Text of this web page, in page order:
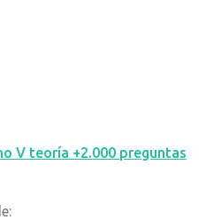
V teoría +2.000 preguntas